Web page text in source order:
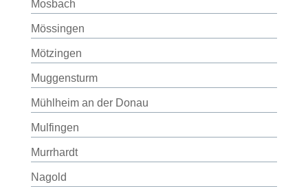
Mosbach
Mössingen
Mötzingen
Muggensturm
Mühlheim an der Donau
Mulfingen
Murrhardt
Nagold